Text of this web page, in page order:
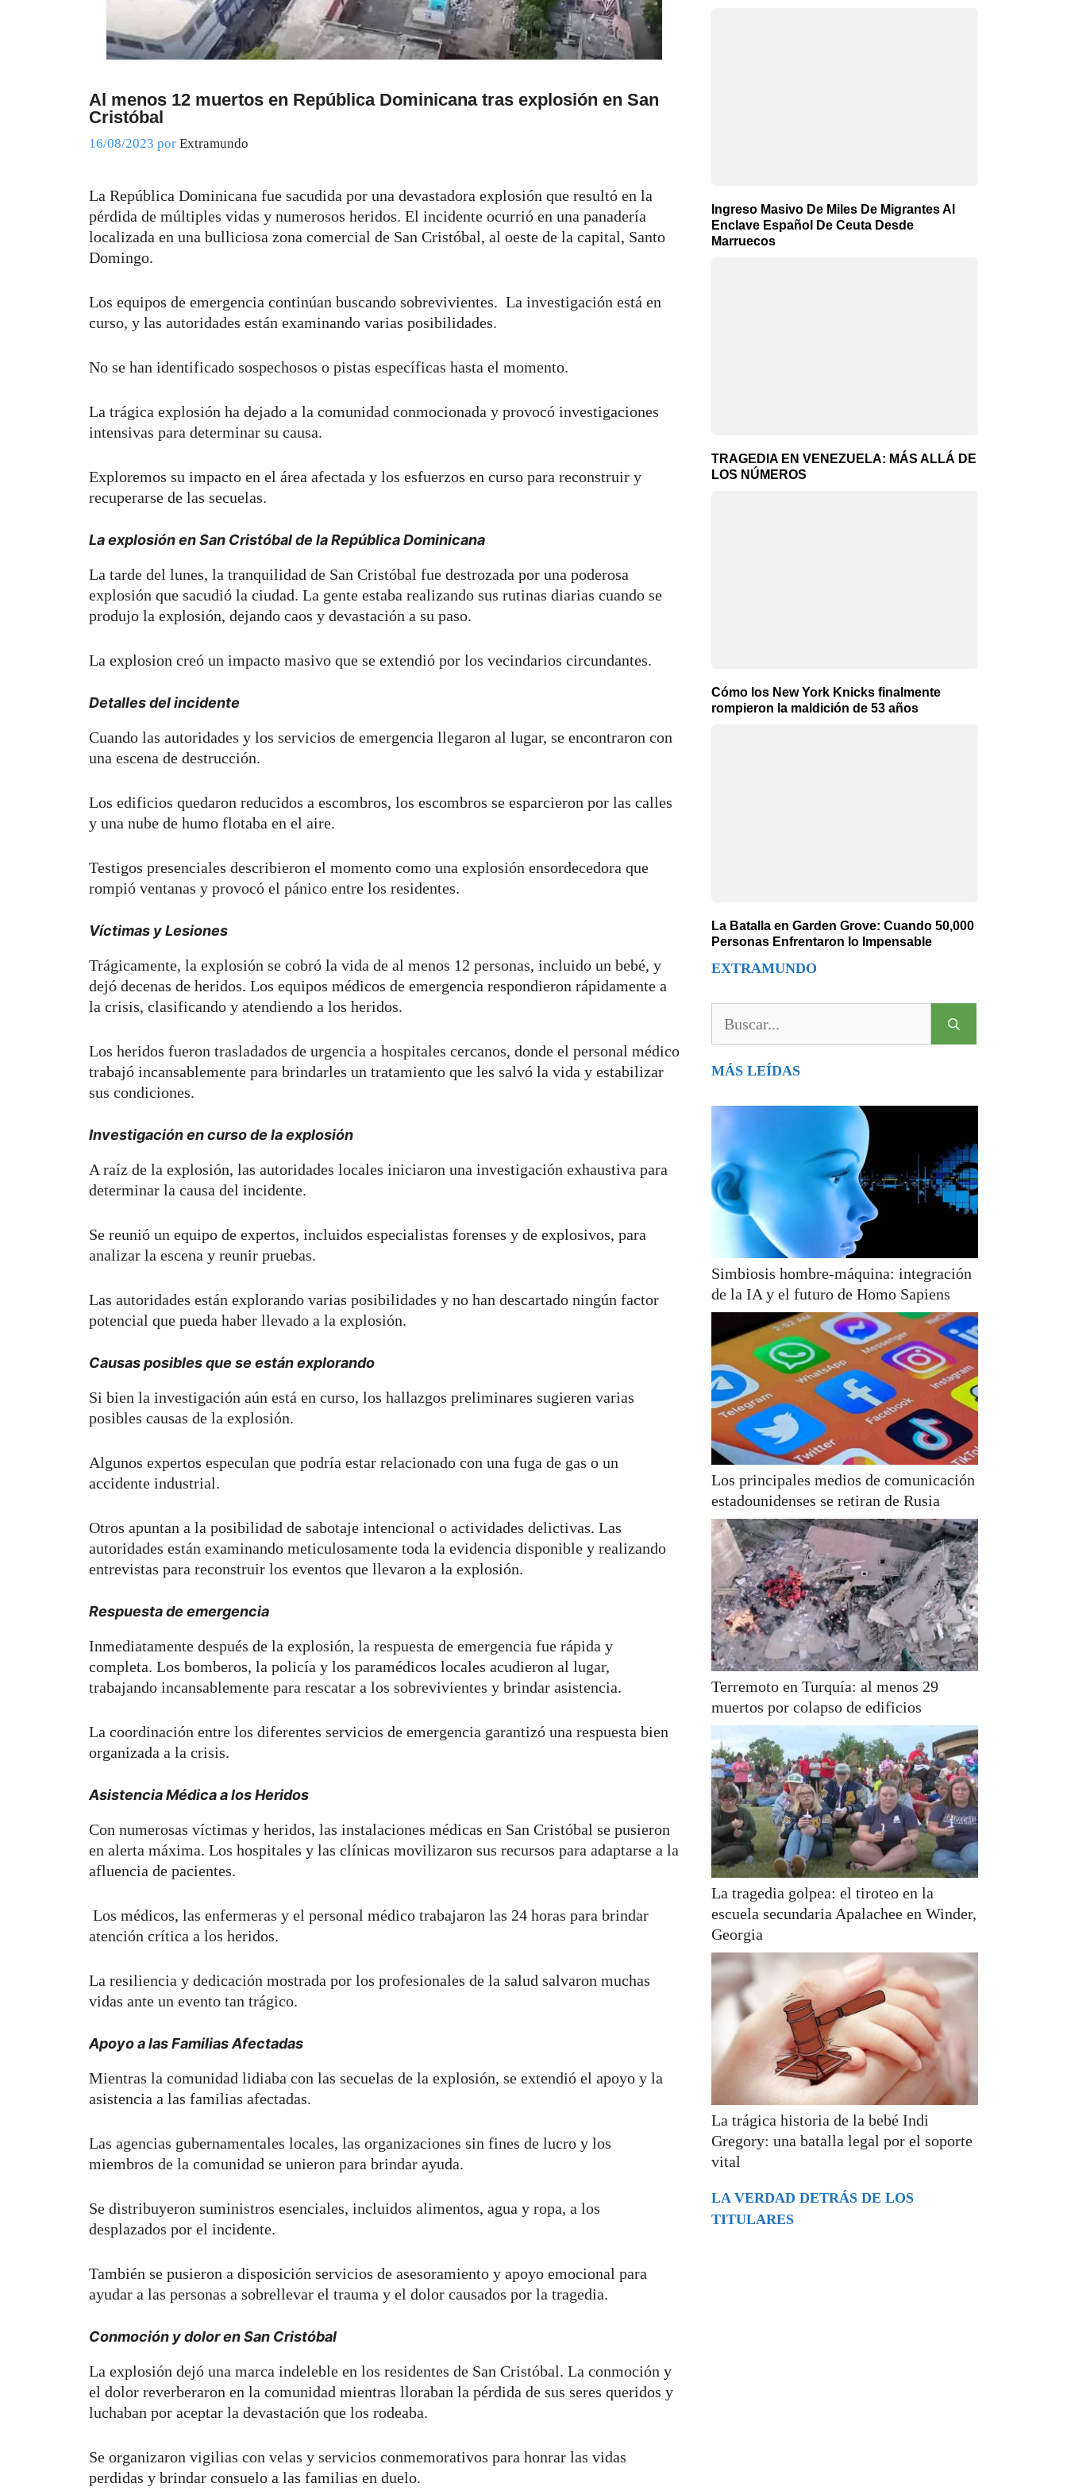
Al menos 12 muertos en República Dominicana tras explosión en San
Cristóbal
16/08/2023 por Extramundo
La República Dominicana fue sacudida por una devastadora explosión que resultó en la
pérdida de múltiples vidas y numerosos heridos. El incidente ocurrió en una panadería
localizada en una bulliciosa zona comercial de San Cristóbal, al oeste de la capital, Santo
Domingo.
Los equipos de emergencia continúan buscando sobrevivientes. La investigación está en
curso, y las autoridades están examinando varias posibilidades.
No se han identificado sospechosos o pistas específicas hasta el momento.
La trágica explosión ha dejado a la comunidad conmocionada y provocó investigaciones
intensivas para determinar su causa.
Exploremos su impacto en el área afectada y los esfuerzos en curso para reconstruir y
recuperarse de las secuelas.
La explosión en San Cristóbal de la República Dominicana
La tarde del lunes, la tranquilidad de San Cristóbal fue destrozada por una poderosa
explosión que sacudió la ciudad. La gente estaba realizando sus rutinas diarias cuando se
produjo la explosión, dejando caos y devastación a su paso.
La explosion creó un impacto masivo que se extendió por los vecindarios circundantes.
Detalles del incidente
Cuando las autoridades y los servicios de emergencia llegaron al lugar, se encontraron con
una escena de destrucción.
Los edificios quedaron reducidos a escombros, los escombros se esparcieron por las calles
y una nube de humo flotaba en el aire.
Testigos presenciales describieron el momento como una explosión ensordecedora que
rompió ventanas y provocó el pánico entre los residentes.
Víctimas y Lesiones
Trágicamente, la explosión se cobró la vida de al menos 12 personas, incluido un bebé, y
dejó decenas de heridos. Los equipos médicos de emergencia respondieron rápidamente a
la crisis, clasificando y atendiendo a los heridos.
Los heridos fueron trasladados de urgencia a hospitales cercanos, donde el personal médico
trabajó incansablemente para brindarles un tratamiento que les salvó la vida y estabilizar
sus condiciones.
Investigación en curso de la explosión
A raíz de la explosión, las autoridades locales iniciaron una investigación exhaustiva para
determinar la causa del incidente.
Se reunió un equipo de expertos, incluidos especialistas forenses y de explosivos, para
analizar la escena y reunir pruebas.
Las autoridades están explorando varias posibilidades y no han descartado ningún factor
potencial que pueda haber llevado a la explosión.
Causas posibles que se están explorando
Si bien la investigación aún está en curso, los hallazgos preliminares sugieren varias
posibles causas de la explosión.
Algunos expertos especulan que podría estar relacionado con una fuga de gas o un
accidente industrial.
Otros apuntan a la posibilidad de sabotaje intencional o actividades delictivas. Las
autoridades están examinando meticulosamente toda la evidencia disponible y realizando
entrevistas para reconstruir los eventos que llevaron a la explosión.
Respuesta de emergencia
Inmediatamente después de la explosión, la respuesta de emergencia fue rápida y
completa. Los bomberos, la policía y los paramédicos locales acudieron al lugar,
trabajando incansablemente para rescatar a los sobrevivientes y brindar asistencia.
La coordinación entre los diferentes servicios de emergencia garantizó una respuesta bien
organizada a la crisis.
Asistencia Médica a los Heridos
Con numerosas víctimas y heridos, las instalaciones médicas en San Cristóbal se pusieron
en alerta máxima. Los hospitales y las clínicas movilizaron sus recursos para adaptarse a la
afluencia de pacientes.
Los médicos, las enfermeras y el personal médico trabajaron las 24 horas para brindar
atención crítica a los heridos.
La resiliencia y dedicación mostrada por los profesionales de la salud salvaron muchas
vidas ante un evento tan trágico.
Apoyo a las Familias Afectadas
Mientras la comunidad lidiaba con las secuelas de la explosión, se extendió el apoyo y la
asistencia a las familias afectadas.
Las agencias gubernamentales locales, las organizaciones sin fines de lucro y los
miembros de la comunidad se unieron para brindar ayuda.
Se distribuyeron suministros esenciales, incluidos alimentos, agua y ropa, a los
desplazados por el incidente.
También se pusieron a disposición servicios de asesoramiento y apoyo emocional para
ayudar a las personas a sobrellevar el trauma y el dolor causados por la tragedia.
Conmoción y dolor en San Cristóbal
La explosión dejó una marca indeleble en los residentes de San Cristóbal. La conmoción y
el dolor reverberaron en la comunidad mientras lloraban la pérdida de sus seres queridos y
luchaban por aceptar la devastación que los rodeaba.
Se organizaron vigilias con velas y servicios conmemorativos para honrar las vidas
perdidas y brindar consuelo a las familias en duelo.
Ingreso Masivo De Miles De Migrantes Al
Enclave Español De Ceuta Desde
Marruecos
TRAGEDIA EN VENEZUELA: MÁS ALLÁ DE
LOS NÚMEROS
Cómo los New York Knicks finalmente
rompieron la maldición de 53 años
La Batalla en Garden Grove: Cuando 50,000
Personas Enfrentaron lo Impensable
EXTRAMUNDO
MÁS LEÍDAS
Simbiosis hombre-máquina: integración
de la IA y el futuro de Homo Sapiens
Los principales medios de comunicación
estadounidenses se retiran de Rusia
Terremoto en Turquía: al menos 29
muertos por colapso de edificios
La tragedia golpea: el tiroteo en la
escuela secundaria Apalachee en Winder,
Georgia
La trágica historia de la bebé Indi
Gregory: una batalla legal por el soporte
vital
LA VERDAD DETRÁS DE LOS
TITULARES